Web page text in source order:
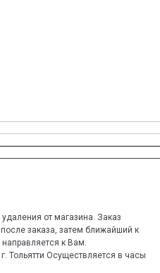
от магазина. Заказ
заказа, затем ближайший к
направляется к Вам.
Тольятти Осуществляется в часы